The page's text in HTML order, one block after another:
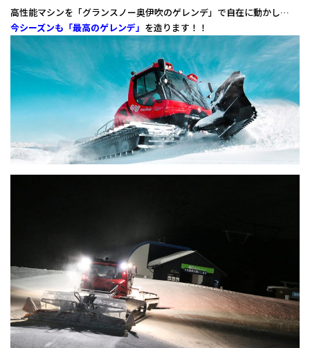
高性能マシンを「グランスノー奥伊吹のゲレンデ」で自在に動かし…
今シーズンも「最高のゲレンデ」 を造ります！！